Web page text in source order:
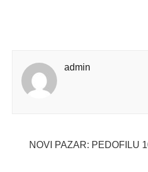
admin
NOVI PAZAR: PEDOFILU